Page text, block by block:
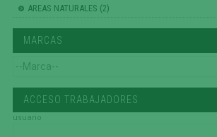
AREAS NATURALES (2)
MARCAS
ACCESO TRABAJADORES
usuario